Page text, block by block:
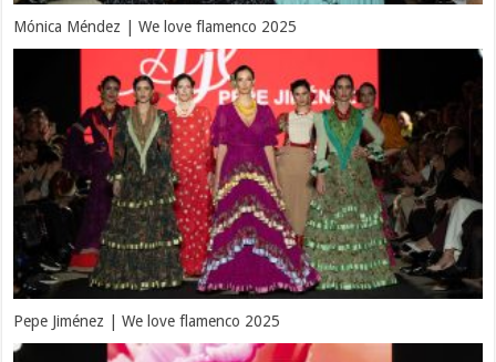
Mónica Méndez | We love flamenco 2025
Pepe Jiménez | We love flamenco 2025